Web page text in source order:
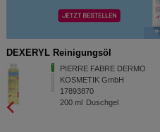
DEXERYL Reinigungsöl
PIERRE FABRE DERMO
KOSMETIK GmbH
17893870
200 ml Duschgel